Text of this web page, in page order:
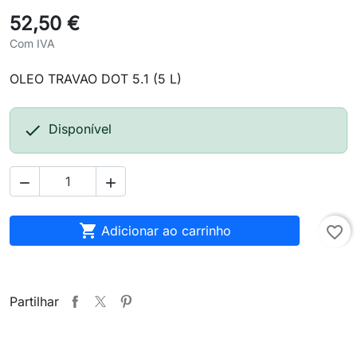
52,50 €
Com IVA
OLEO TRAVAO DOT 5.1 (5 L)
 Disponível
 
 Adicionar ao carrinho favorite_border
Partilhar